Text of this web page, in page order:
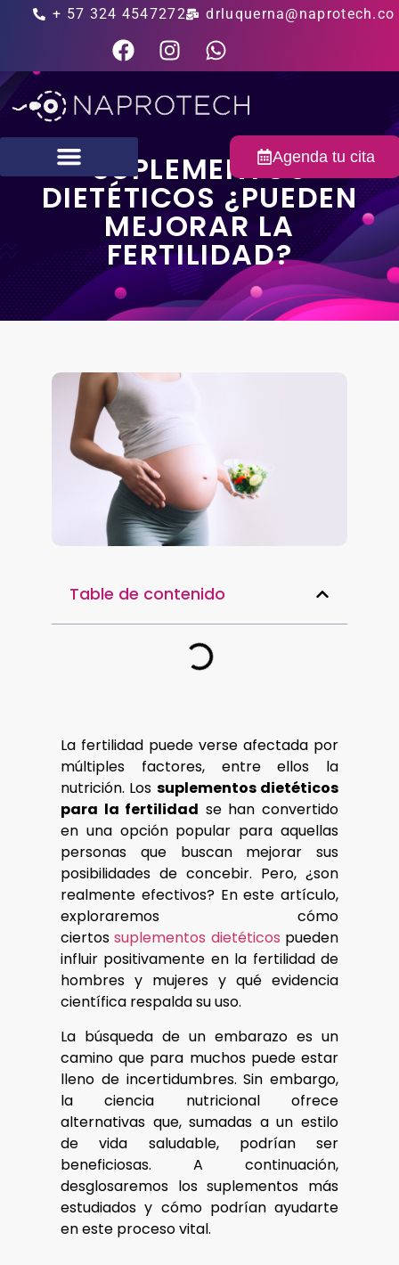
+ 57 324 4547272 drluquerna@naprotech.co
Agenda tu cita
SUPLEMENTOS
DIETÉTICOS ¿PUEDEN
MEJORAR LA
FERTILIDAD?
Table de contenido
La fertilidad puede verse afectada por
múltiples factores, entre ellos la
nutrición. Los suplementos dietéticos
para la fertilidad se han convertido
en una opción popular para aquellas
personas que buscan mejorar sus
posibilidades de concebir. Pero, ¿son
realmente efectivos? En este artículo,
exploraremos cómo
ciertossuplementos dietéticos pueden
influir positivamente en la fertilidad de
hombres y mujeres y qué evidencia
científica respalda su uso.
La búsqueda de un embarazo es un
camino que para muchos puede estar
lleno de incertidumbres. Sin embargo,
la ciencia nutricional ofrece
alternativas que, sumadas a un estilo
de vida saludable, podrían ser
beneficiosas. A continuación,
desglosaremos los suplementos más
estudiados y cómo podrían ayudarte
en este proceso vital.